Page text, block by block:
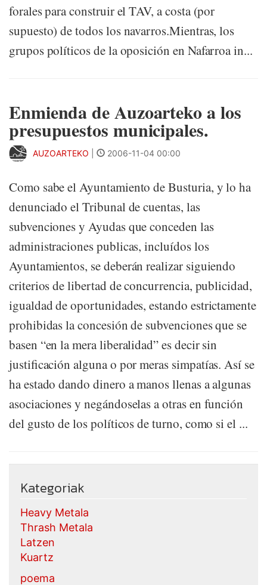
forales para construir el TAV, a costa (por
supuesto) de todos los navarros.Mientras, los
grupos políticos de la oposición en Nafarroa in...
Enmienda de Auzoarteko a los
presupuestos municipales.
AUZOARTEKO 2006-11-04 00:00
Como sabe el Ayuntamiento de Busturia, y lo ha
denunciado el Tribunal de cuentas, las
subvenciones y Ayudas que conceden las
administraciones publicas, incluídos los
Ayuntamientos, se deberán realizar siguiendo
criterios de libertad de concurrencia, publicidad,
igualdad de oportunidades, estando estrictamente
prohibidas la concesión de subvenciones que se
basen “en la mera liberalidad” es decir sin
justificación alguna o por meras simpatías. Así se
ha estado dando dinero a manos llenas a algunas
asociaciones y negándoselas a otras en función
del gusto de los políticos de turno, como si el ...
Kategoriak
Heavy Metala
Thrash Metala
Latzen
Kuartz
poema